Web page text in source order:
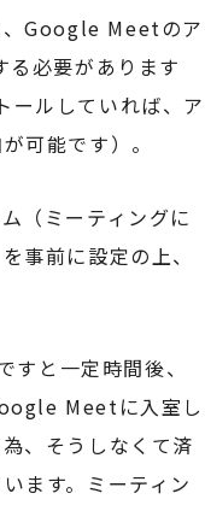
、Google Meetのア
る必要があります
ールしていれば、ア
可能です）。
（ミーティングに
事前に設定の上、
と一定時間後、
Meetに入室し
、そうしなくて済
ます。ミーティン